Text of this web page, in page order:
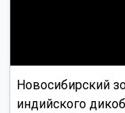
Новосибирский
индийского